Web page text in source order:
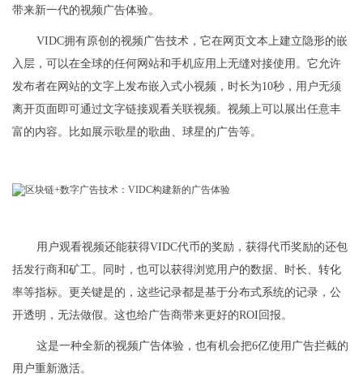
带来新一代的视频广告体验。
VIDC拥有原创的视频广告技术，它在网页文本上建立隐形的嵌
入层，可以在全球的任何网站和手机应用上无缝对接使用。它允许
发布者在网站的文字上发布嵌入式小视频，时长为10秒，用户无须
离开页面即可通过文字链接观看关联视频。视频上可以展出任意丰
富的内容。比如展示歌星的歌曲、球星的广告等。
用户观看视频还能获得VIDC代币的奖励，获得代币奖励的还包
括发行商和矿工。同时，也可以获得浏览用户的数据、时长、转化
率等指标。更关键是的，这些记录都是基于分布式系统的记录，公
开透明，无法做假。这也给广告商带来更好的ROI回报。
这是一种全新的视频广告体验，也有机会把6亿使用广告拦截的
用户重新激活。